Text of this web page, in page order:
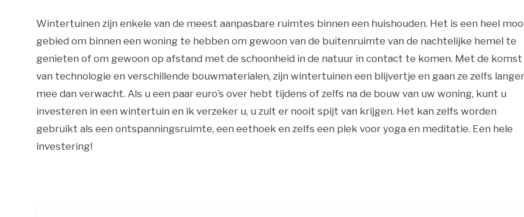
Wintertuinen zijn enkele van de meest aanpasbare ruimtes binnen een huishouden. Het is een heel
gebied om binnen een woning te hebben om gewoon van de buitenruimte van de nachtelijke hemel te
genieten of om gewoon op afstand met de schoonheid in de natuur in contact te komen. Met de komst
van technologie en verschillende bouwmaterialen, zijn wintertuinen een blijvertje en gaan ze zelfs langer
mee dan verwacht. Als u een paar euro’s over hebt tijdens of zelfs na de bouw van uw woning, kunt u
investeren in een wintertuin en ik verzeker u, u zult er nooit spijt van krijgen. Het kan zelfs worden
gebruikt als een ontspanningsruimte, een eethoek en zelfs een plek voor yoga en meditatie. Een hele
investering!